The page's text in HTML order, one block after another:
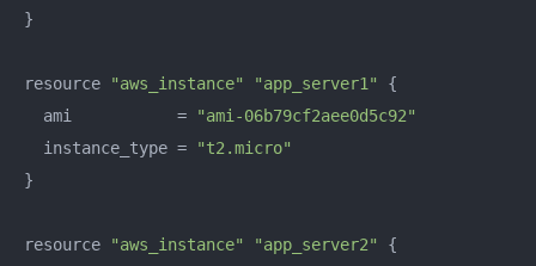
}
resource "aws_instance" "app_server1"
{
  ami           =
"ami-06b79cf2aee0d5c92"
  instance_type =
"t2.micro"
}
resource "aws_instance" "app_server2"
{